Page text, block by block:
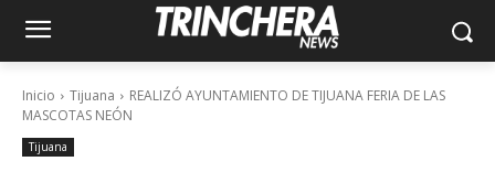
Inicio Tijuana
REALIZÓ AYUNTAMIENTO DE TIJUANA FERIA DE LAS
MASCOTAS NEÓN
Tijuana